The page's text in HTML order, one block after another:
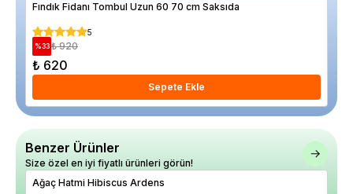
Fındık Fidanı Tombul Uzun 60 70 cm Saksıda
5
%33 ₺ 920
₺ 620
Sepete Ekle
Benzer Ürünler
Size özel en iyi fiyatlı ürünleri görün!
Ağaç Hatmi Hibiscus Ardens